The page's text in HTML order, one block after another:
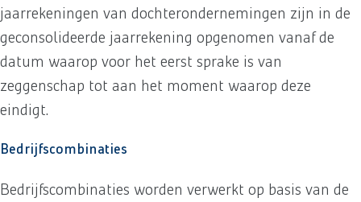
jaarrekeningen van dochterondernemingen zijn in de
geconsolideerde jaarrekening opgenomen vanaf de
datum waarop voor het eerst sprake is van
zeggenschap tot aan het moment waarop deze
eindigt.
Bedrijfscombinaties
Bedrijfscombinaties worden verwerkt op basis van de